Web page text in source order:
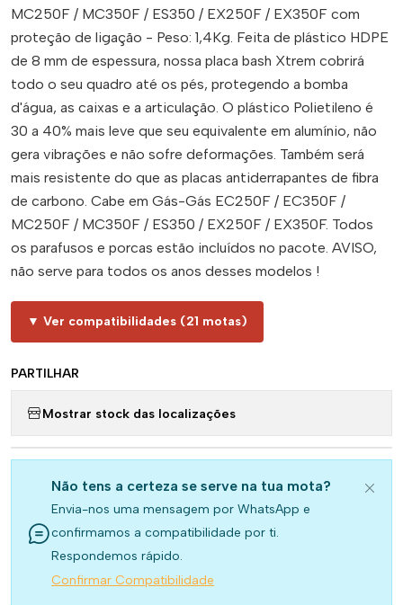
MC250F / MC350F / ES350 / EX250F / EX350F com
proteção de ligação - Peso: 1,4Kg. Feita de plástico HDPE
de 8 mm de espessura, nossa placa bash Xtrem cobrirá
todo o seu quadro até os pés, protegendo a bomba
d'água, as caixas e a articulação. O plástico Polietileno é
30 a 40% mais leve que seu equivalente em alumínio, não
gera vibrações e não sofre deformações. Também será
mais resistente do que as placas antiderrapantes de fibra
de carbono. Cabe em Gás-Gás EC250F / EC350F /
MC250F / MC350F / ES350 / EX250F / EX350F. Todos
os parafusos e porcas estão incluídos no pacote. AVISO,
não serve para todos os anos desses modelos !
▼ Ver compatibilidades (21 motas)
PARTILHAR
Mostrar stock das localizações
Não tens a certeza se serve na tua mota?
Envia-nos uma mensagem por WhatsApp e
confirmamos a compatibilidade por ti.
Respondemos rápido.
Confirmar Compatibilidade